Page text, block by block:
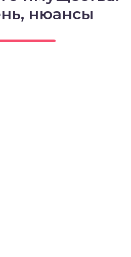
нюансы